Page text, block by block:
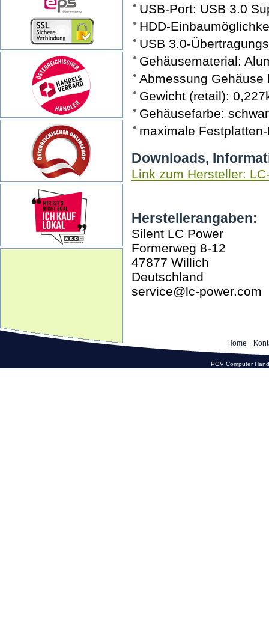
USB-Port: USB 3.0
HDD-
USB 3.0-
Gehäusematerial:
Abmessung
Gewicht (retail):
Gehäusefarbe:
maximale
Downloads,
Link zum Hersteller:
Herstellerangaben:
Silent LC Power
Formerweg 8-12
47877 Willich
Deutschland
service@lc-power.com
Home
PGV Computer